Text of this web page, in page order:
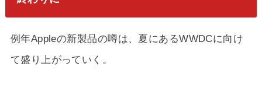
例年Appleの新製品の噂は、夏にあるWWDCに向け
て盛り上がっていく。